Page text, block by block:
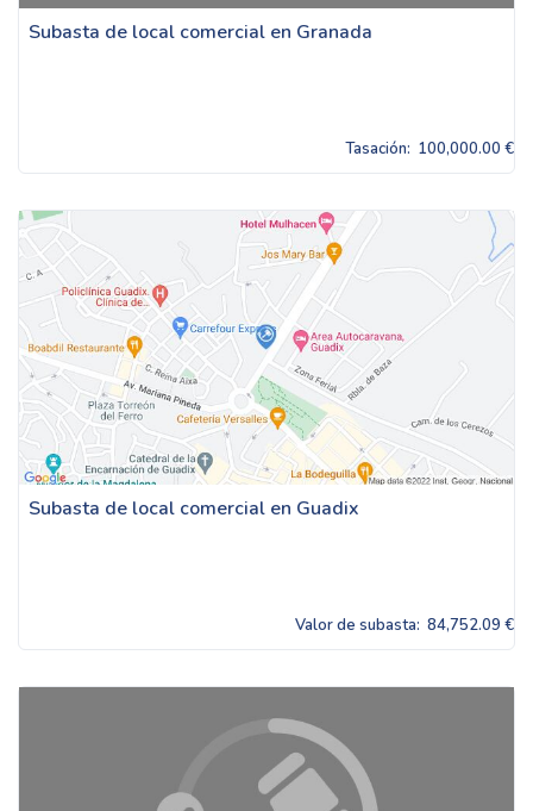
Subasta de local comercial en Granada
Tasación: 100,000.00 €
Subasta de local comercial en Guadix
Valor de subasta: 84,752.09 €